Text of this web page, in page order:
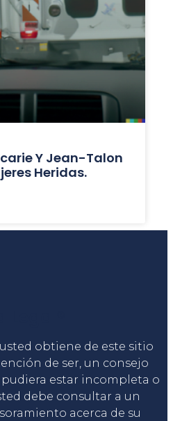
Y Jean-Talon
Heridas.
obtiene de este sitio
de ser, un consejo
estar incompleta o
debe consultar a un
acerca de su